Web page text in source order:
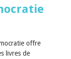
offre
livres de